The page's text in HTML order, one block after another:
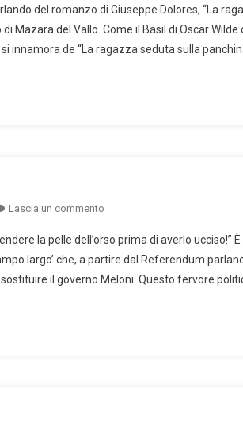
ragazza
seduta
sulla
del romanzo di Giuseppe Dolores, “La
Mazara del Vallo. Come il Basil di Oscar Wilde
de “La ragazza seduta sulla
Lascia un commento
vendere
la
pelle…
la pelle dell’orso prima di averlo ucciso!”
largo’ che, a partire dal Referendum
il governo Meloni. Questo fervore